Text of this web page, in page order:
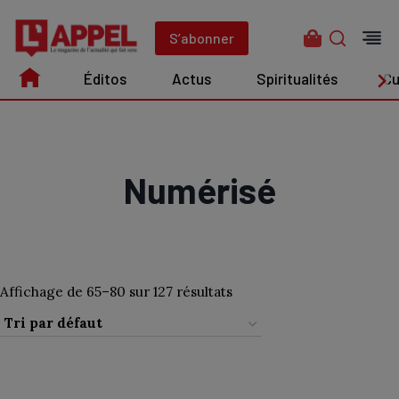
contenu
S’abonner
Édito Actus Spiritualités Culture
Éditos Actus Spiritualités
Numérisé
Affichage de 65–80 sur 127 résultats